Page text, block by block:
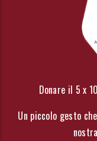
Donare il 5 x
Un piccolo gesto